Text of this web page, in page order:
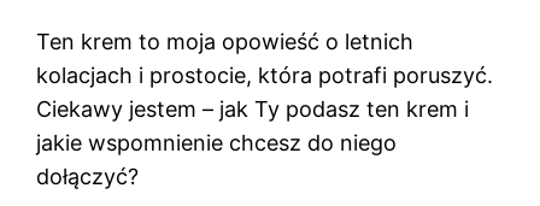
Ten krem to moja opowieść o letnich
kolacjach i prostocie, która potrafi poruszyć.
Ciekawy jestem – jak Ty podasz ten krem i
jakie wspomnienie chcesz do niego
dołączyć?